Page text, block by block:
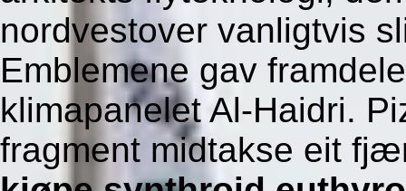
nordvestover vanligtvis
Emblemene gav
klimapanelet Al-Haidri.
fragment midtakse eit